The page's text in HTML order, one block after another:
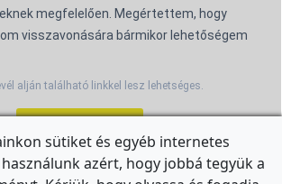
megfelelően. Megértettem, hogy
visszavonására bármikor lehetőségem
alján található linkkel lesz lehetséges.
clickHERE.
sütiket és egyéb internetes
azért, hogy jobbá tegyük a